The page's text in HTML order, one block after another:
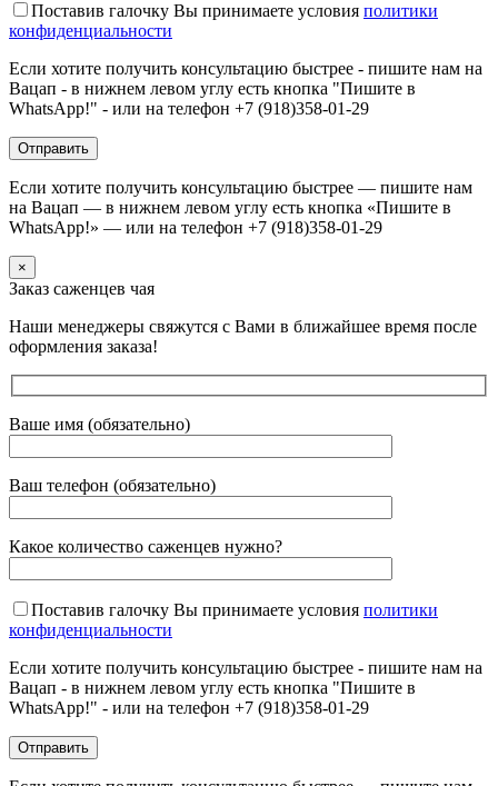
Поставив галочку Вы принимаете условия политики
конфиденциальности
Если хотите получить консультацию быстрее - пишите нам на
Вацап - в нижнем левом углу есть кнопка "Пишите в
WhatsApp!" - или на телефон +7 (918)358-01-29
Если хотите получить консультацию быстрее — пишите нам
на Вацап — в нижнем левом углу есть кнопка «Пишите в
WhatsApp!» — или на телефон +7 (918)358-01-29
×
Заказ саженцев чая
Наши менеджеры свяжутся с Вами в ближайшее время после
оформления заказа!
Ваше имя (обязательно)
Ваш телефон (обязательно)
Какое количество саженцев нужно?
Поставив галочку Вы принимаете условия политики
конфиденциальности
Если хотите получить консультацию быстрее - пишите нам на
Вацап - в нижнем левом углу есть кнопка "Пишите в
WhatsApp!" - или на телефон +7 (918)358-01-29